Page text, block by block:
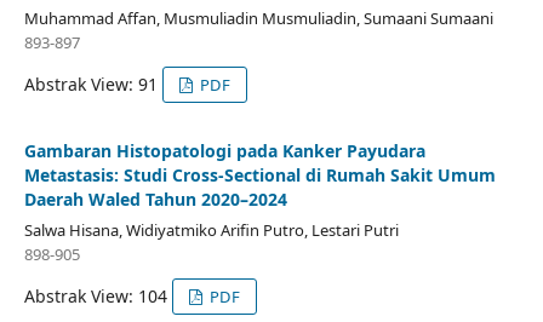
Muhammad Affan, Musmuliadin Musmuliadin, Sumaani Sumaani
893-897
Abstrak View: 91 PDF
Gambaran Histopatologi pada Kanker Payudara
Metastasis: Studi Cross-Sectional di Rumah Sakit Umum
Daerah Waled Tahun 2020–2024
Salwa Hisana, Widiyatmiko Arifin Putro, Lestari Putri
898-905
Abstrak View: 104 PDF